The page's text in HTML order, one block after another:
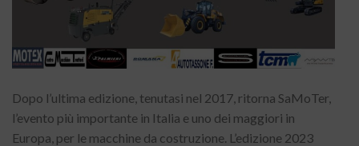
Dopo l’ultima edizione, tenutasi nel 2017, ritorna SaMoTer,
l’evento più importante in Italia e uno dei maggiori in
Europa, per le macchine da costruzione. L’edizione 2023